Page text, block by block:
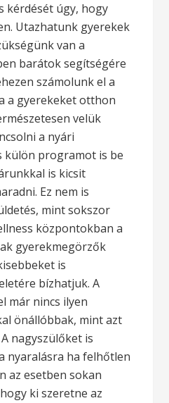
kérdését úgy, hogy
Utazhatunk gyerekek
van a
barátok segítségére
számolunk el a
a gyerekeket otthon
velük
a nyári
külön programot is be
is kicsit
Ez nem is
mint sokszor
központokban a
gyerekmegörzők
is
bízhatjuk. A
már nincs ilyen
önállóbbak, mint azt
nagyszülőket is
nyaralásra ha felhőtlen
az esetben sokan
ki szeretne az